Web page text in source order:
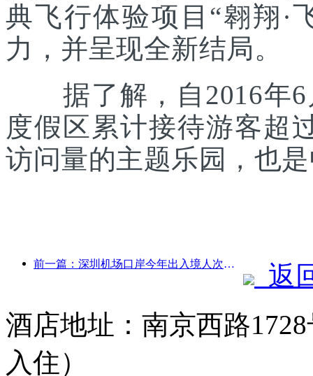
典飞行体验项目“翱翔·
力，并呈现全新结局。
据了解，自2016年6
度假区累计接待游客超
访问量的主题乐园，也
前一篇：深圳机场口岸今年出入境人次突破300万，创历史同期新高
返
酒店地址：南京西路
入住）